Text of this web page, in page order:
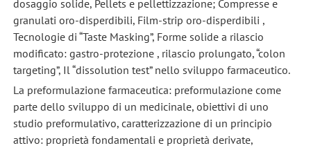
dosaggio solide, Pellets e pellettizzazione; Compresse e
granulati oro-disperdibili, Film-strip oro-disperdibili ,
Tecnologie di “Taste Masking”, Forme solide a rilascio
modificato: gastro-protezione , rilascio prolungato, “colon
targeting”, Il “dissolution test” nello sviluppo farmaceutico.
La preformulazione farmaceutica: preformulazione come
parte dello sviluppo di un medicinale, obiettivi di uno
studio preformulativo, caratterizzazione di un principio
attivo: proprietà fondamentali e proprietà derivate,